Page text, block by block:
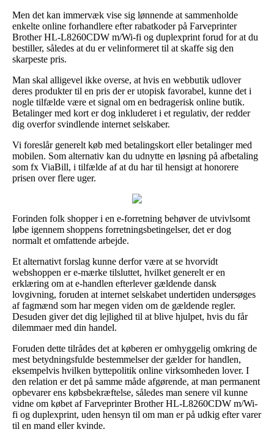
Men det kan immervæk vise sig lønnende at sammenholde
enkelte online forhandlere efter rabatkoder på Farveprinter
Brother HL-L8260CDW m/Wi-fi og duplexprint forud for at du
bestiller, således at du er velinformeret til at skaffe sig den
skarpeste pris.
Man skal alligevel ikke overse, at hvis en webbutik udlover
deres produkter til en pris der er utopisk favorabel, kunne det i
nogle tilfælde være et signal om en bedragerisk online butik.
Betalinger med kort er dog inkluderet i et regulativ, der redder
dig overfor svindlende internet selskaber.
Vi foreslår generelt køb med betalingskort eller betalinger med
mobilen. Som alternativ kan du udnytte en løsning på afbetaling
som fx ViaBill, i tilfælde af at du har til hensigt at honorere
prisen over flere uger.
Forinden folk shopper i en e-forretning behøver de utvivlsomt
løbe igennem shoppens forretningsbetingelser, det er dog
normalt et omfattende arbejde.
Et alternativt forslag kunne derfor være at se hvorvidt
webshoppen er e-mærke tilsluttet, hvilket generelt er en
erklæring om at e-handlen efterlever gældende dansk
lovgivning, foruden at internet selskabet undertiden undersøges
af fagmænd som har megen viden om de gældende regler.
Desuden giver det dig lejlighed til at blive hjulpet, hvis du får
dilemmaer med din handel.
Foruden dette tilrådes det at køberen er omhyggelig omkring de
mest betydningsfulde bestemmelser der gælder for handlen,
eksempelvis hvilken byttepolitik online virksomheden lover. I
den relation er det på samme måde afgørende, at man permanent
opbevarer ens købsbekræftelse, således man senere vil kunne
vidne om købet af Farveprinter Brother HL-L8260CDW m/Wi-
fi og duplexprint, uden hensyn til om man er på udkig efter varer
til en mand eller kvinde.